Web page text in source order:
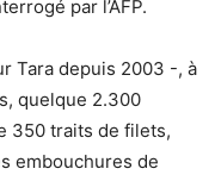
par l’AFP.
Tara depuis 2003 -, à
quelque 2.300
350 traits de filets,
embouchures de